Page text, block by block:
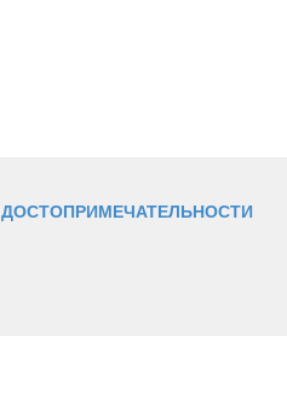
ДОСТОПРИМЕЧАТЕЛЬНОСТИ